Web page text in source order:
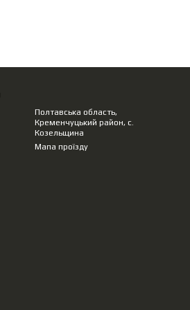
Полтавська область,
Кременчуцький район, с.
Козельщина
Мапа проїзду